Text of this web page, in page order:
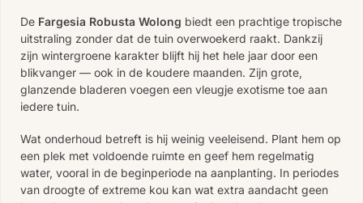
De Fargesia Robusta Wolong biedt een prachtige tropische
uitstraling zonder dat de tuin overwoekerd raakt. Dankzij
zijn wintergroene karakter blijft hij het hele jaar door een
blikvanger — ook in de koudere maanden. Zijn grote,
glanzende bladeren voegen een vleugje exotisme toe aan
iedere tuin.
Wat onderhoud betreft is hij weinig veeleisend. Plant hem op
een plek met voldoende ruimte en geef hem regelmatig
water, vooral in de beginperiode na aanplanting. In periodes
van droogte of extreme kou kan wat extra aandacht geen